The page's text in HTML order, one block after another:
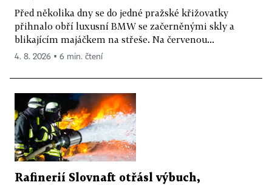
Před několika dny se do jedné pražské křižovatky
přihnalo obří luxusní BMW se začerněnými skly a
blikajícím majáčkem na střeše. Na červenou...
4. 8. 2026 ▪ 6 min. čtení
Rafinerií Slovnaft otřásl výbuch,